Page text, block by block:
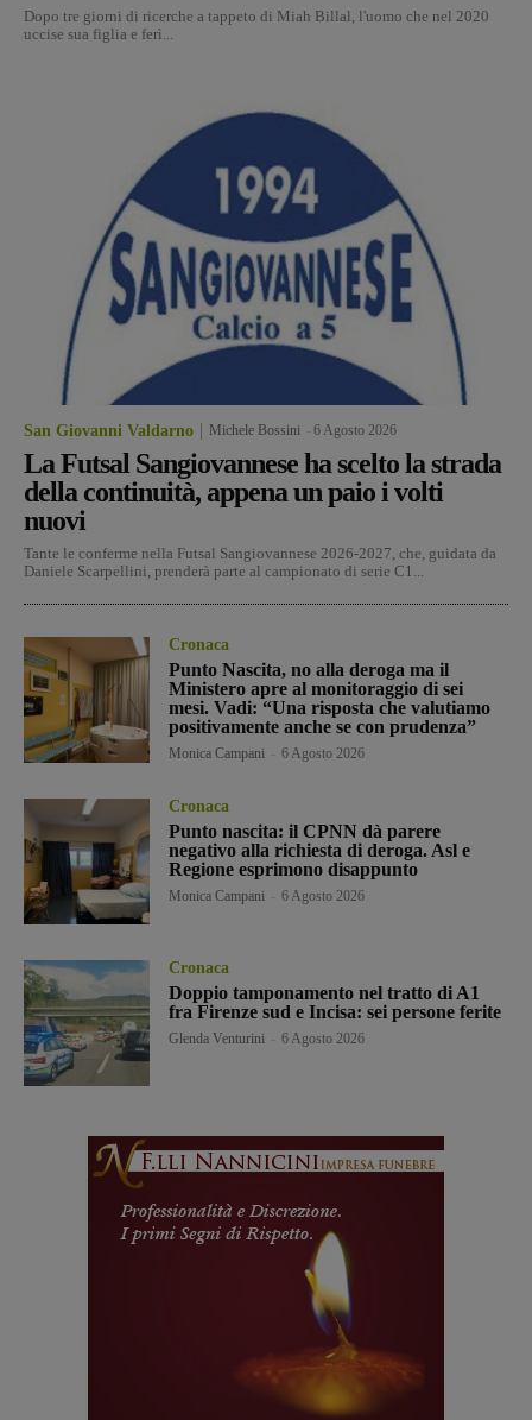
Dopo tre giorni di ricerche a tappeto di Miah Billal, l'uomo che nel 2020
uccise sua figlia e ferì...
San Giovanni Valdarno Michele Bossini 6 Agosto 2026
La Futsal Sangiovannese ha scelto la strada
della continuità, appena un paio i volti
nuovi
Tante le conferme nella Futsal Sangiovannese 2026-2027, che, guidata da
Daniele Scarpellini, prenderà parte al campionato di serie C1...
Cronaca
Punto Nascita, no alla deroga ma il
Ministero apre al monitoraggio di sei
mesi. Vadi: “Una risposta che valutiamo
positivamente anche se con prudenza”
Monica Campani 6 Agosto 2026
Cronaca
Punto nascita: il CPNN dà parere
negativo alla richiesta di deroga. Asl e
Regione esprimono disappunto
Monica Campani 6 Agosto 2026
Cronaca
Doppio tamponamento nel tratto di A1
fra Firenze sud e Incisa: sei persone ferite
Glenda Venturini 6 Agosto 2026